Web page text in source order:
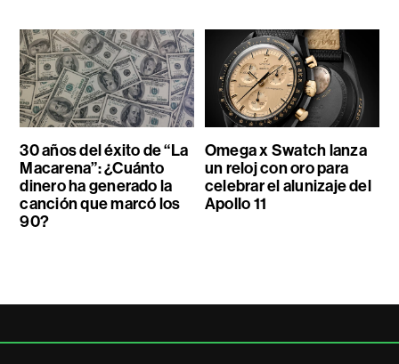
30 años del éxito de “La
Macarena”: ¿Cuánto
dinero ha generado la
canción que marcó los
90?
Omega x Swatch lanza
un reloj con oro para
celebrar el alunizaje del
Apollo 11